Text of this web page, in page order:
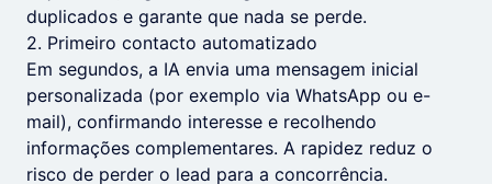
duplicados e garante que nada se perde.
2. Primeiro contacto automatizado
Em segundos, a IA envia uma mensagem inicial
personalizada (por exemplo via WhatsApp ou e-
mail), confirmando interesse e recolhendo
informações complementares. A rapidez reduz o
risco de perder o lead para a concorrência.